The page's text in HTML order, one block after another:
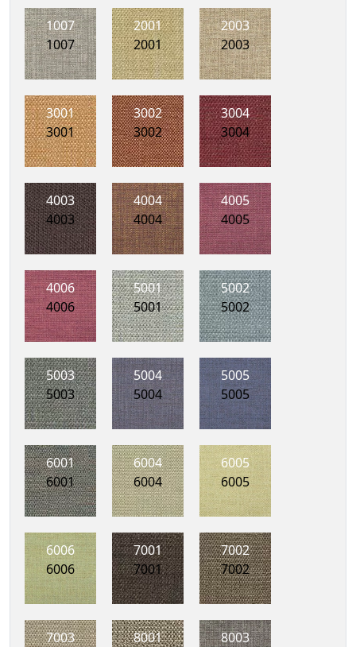
1007
1007
2001
2001
2003
2003
3001
3001
3002
3002
3004
3004
4003
4003
4004
4004
4005
4005
4006
4006
5001
5001
5002
5002
5003
5003
5004
5004
5005
5005
6001
6001
6004
6004
6005
6005
6006
6006
7001
7001
7002
7002
7003 8001 8003